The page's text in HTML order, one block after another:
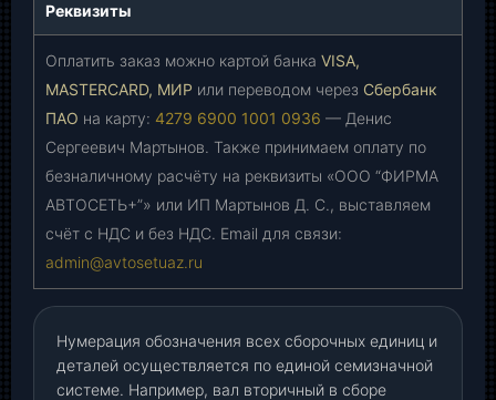
Реквизиты
Оплатить заказ можно картой банка VISA,
MASTERCARD, МИР или переводом через Сбербанк
ПАО на карту: 4279 6900 1001 0936 — Денис
Сергеевич Мартынов. Также принимаем оплату по
безналичному расчёту на реквизиты «ООО “ФИРМА
АВТОСЕТЬ+”» или ИП Мартынов Д. С., выставляем
счёт с НДС и без НДС. Email для связи:
admin@avtosetuaz.ru
Нумерация обозначения всех сборочных единиц и
деталей осуществляется по единой семизначной
системе. Например, вал вторичный в сборе